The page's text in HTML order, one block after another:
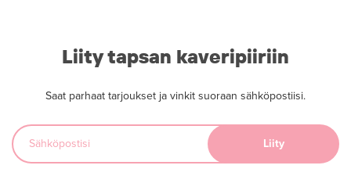
Liity tapsan kaveripiiriin
Saat parhaat tarjoukset ja vinkit suoraan sähköpostiisi.